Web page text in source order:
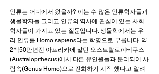
인류는 어디에서 왔을까? 이는 수 많은 인류학자들과
생물학자들 그리고 인류의 역사에 관심이 있는 사회
학자들이 가지고 있는 질문입니다. 생물학에서는 우
리 인류를 Homo sapiens라는 학명으로 부릅니다. 약
2백50만년전 아프리카에 살던 오스트랄로피테쿠스
(Australopithecus)에서 다른 유인원들과 분리되어 사
람속(Genus Homo)으로 진화하기 시작 했다고 알려